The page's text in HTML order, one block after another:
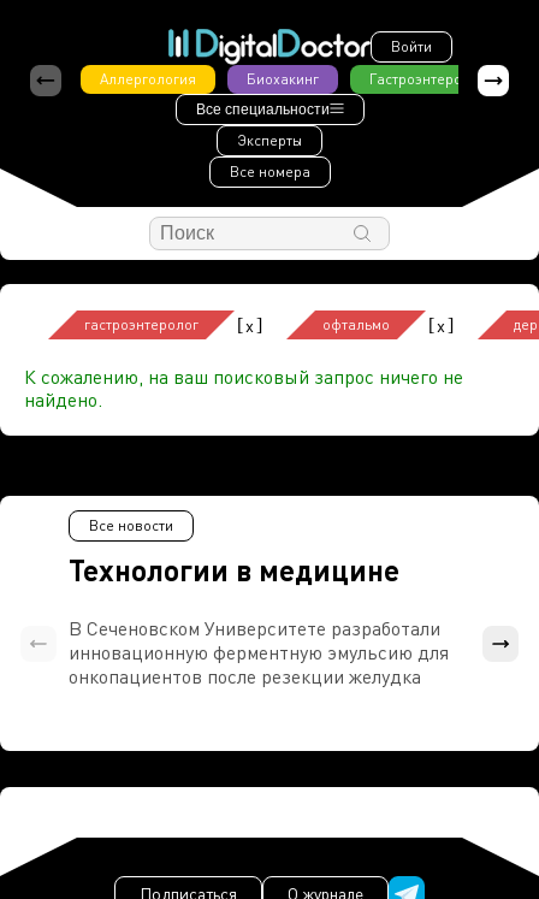
Войти
Аллергология
Биохакинг Гастроэнтерология
Все специальности
Эксперты
Все номера
гастроэнтеролог [x] офтальмо [x]
К сожалению, на ваш поисковый запрос ничего не
найдено.
Технологии в медицине
Все новости
В Сеченовском Университете разработали
инновационную ферментную эмульсию для
онкопациентов после резекции желудка
Подписаться О журнале